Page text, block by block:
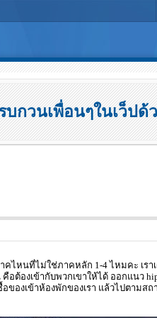
บกวนเพื่อนๆในเว็ปด้
ไหนที่ไม่ใช่ภาคหลัก 1-4 ไหมคะ เร
ต้องเข้ากับพวกเขาให้ได้ ออกแนว
ของเข้าห้องพักของเรา แล้วไปตามส